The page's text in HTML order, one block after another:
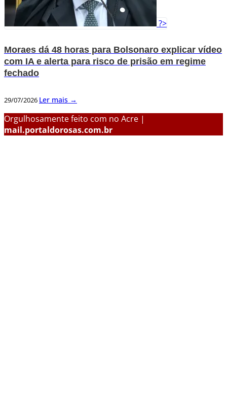
?>
Moraes dá 48 horas para Bolsonaro explicar vídeo
com IA e alerta para risco de prisão em regime
fechado
29/07/2026 Ler mais →
Orgulhosamente feito com no Acre |
mail.portaldorosas.com.br